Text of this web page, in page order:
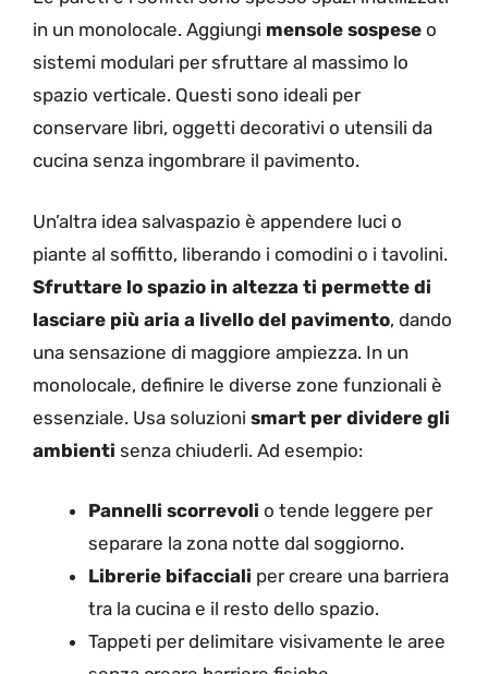
in un monolocale. Aggiungi mensole sospese o
sistemi modulari per sfruttare al massimo lo
spazio verticale. Questi sono ideali per
conservare libri, oggetti decorativi o utensili da
cucina senza ingombrare il pavimento.
Un’altra idea salvaspazio è appendere luci o
piante al soffitto, liberando i comodini o i tavolini.
Sfruttare lo spazio in altezza ti permette di
lasciare più aria a livello del pavimento, dando
una sensazione di maggiore ampiezza. In un
monolocale, definire le diverse zone funzionali è
essenziale. Usa soluzioni smart per dividere gli
ambienti senza chiuderli. Ad esempio:
Pannelli scorrevoli o tende leggere per
separare la zona notte dal soggiorno.
Librerie bifacciali per creare una barriera
tra la cucina e il resto dello spazio.
Tappeti per delimitare visivamente le aree